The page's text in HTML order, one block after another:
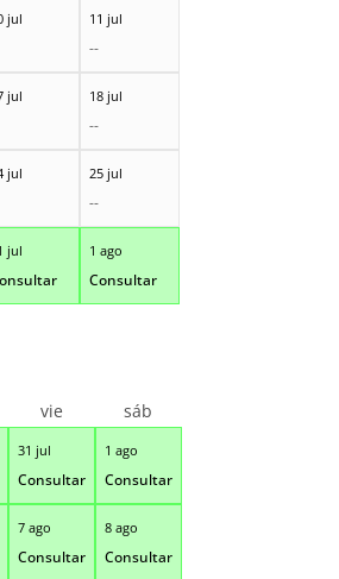
jul 11 jul
--
jul 18 jul
--
jul 25 jul
--
jul 1 ago
Consultar
31 jul
Consultar
1 ago
Consultar
7 ago
Consultar
8 ago
Consultar
vie sáb